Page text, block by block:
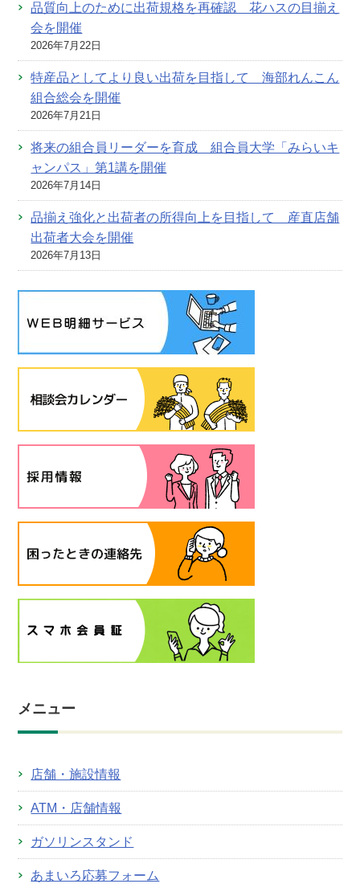
品質向上のために出荷規格を再確認 花ハスの目揃え
会を開催
2026年7月22日
特産品としてより良い出荷を目指して 海部れんこん
組合総会を開催
2026年7月21日
将来の組合員リーダーを育成 組合員大学「みらいキ
ャンパス」第1講を開催
2026年7月14日
品揃え強化と出荷者の所得向上を目指して 産直店舗
出荷者大会を開催
2026年7月13日
メニュー
店舗・施設情報
ATM・店舗情報
ガソリンスタンド
あまいろ応募フォーム